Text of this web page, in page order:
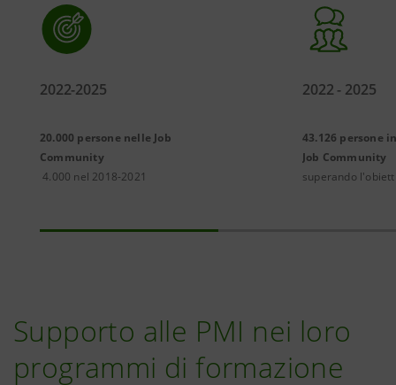
2022-2025
20.000 persone nelle Job
Community
4.000 nel 2018-2021
2022 - 2025
43.126 persone
Job Community
superando
Supporto alle PMI nei loro
programmi di formazione